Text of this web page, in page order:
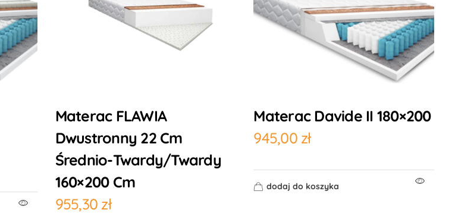
Materac FLAWIA
Dwustronny 22 Cm
Średnio-Twardy/twardy
160×200 Cm
955,30 zł
Materac Davide II 180×200
945,00 zł
dodaj do koszyka